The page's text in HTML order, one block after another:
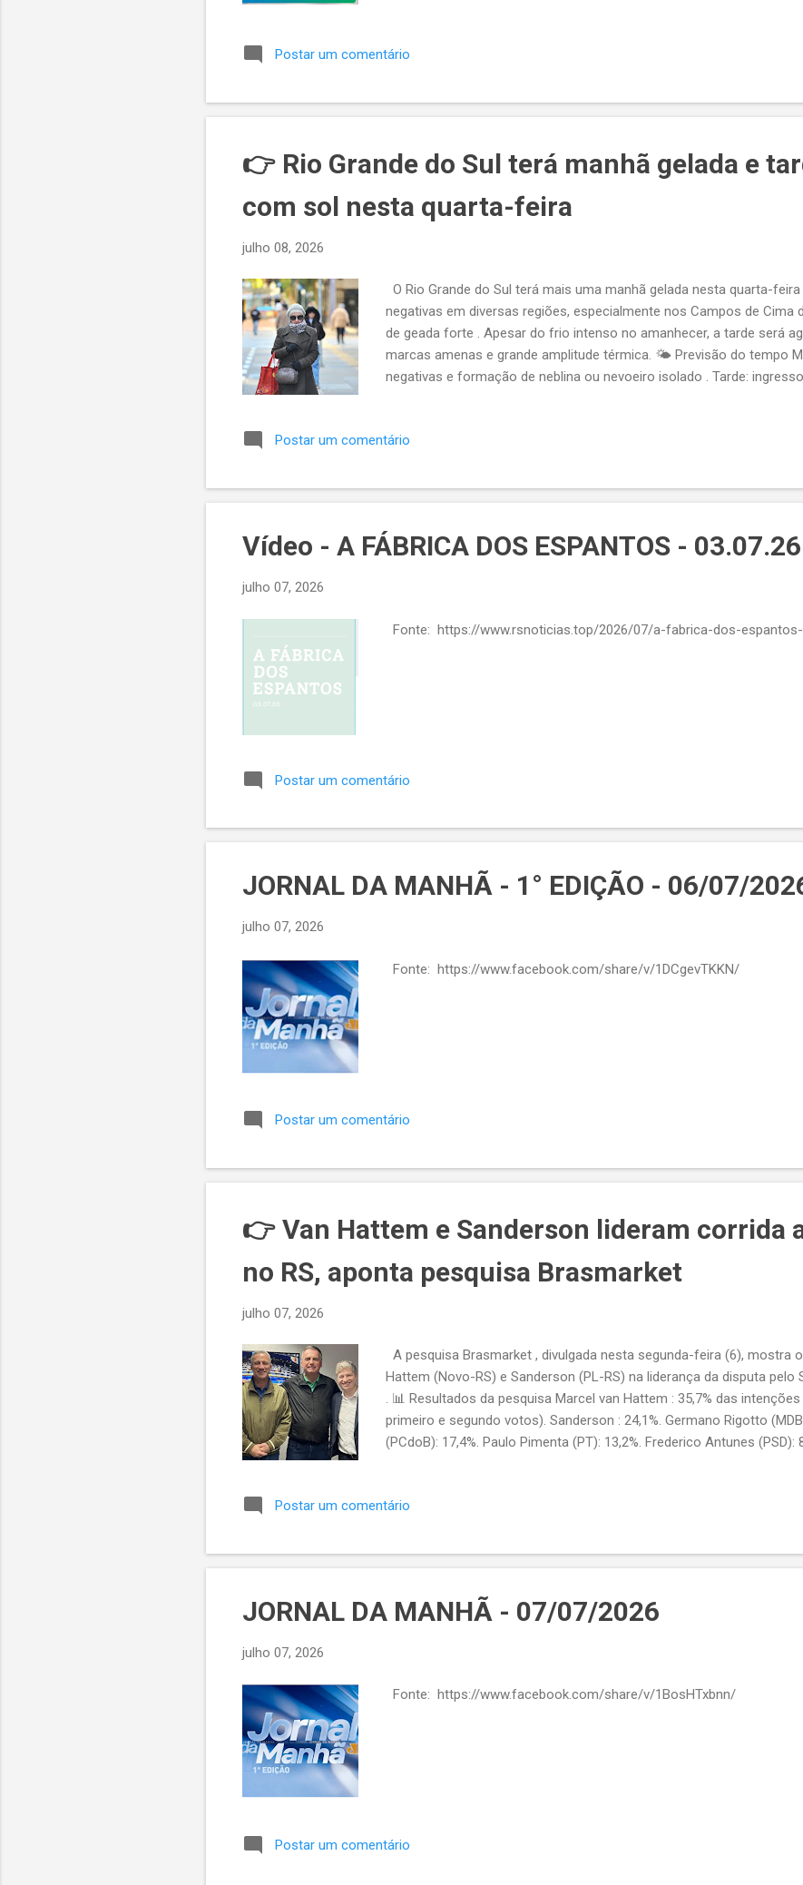
Postar um comentário
👉 Rio Grande do Sul terá manhã gelada e
com sol nesta quarta-feira
julho 08, 2026
O Rio Grande do Sul terá mais uma manhã gelada nesta quarta-
negativas em diversas regiões, especialmente nos Campos de Cima
de geada forte . Apesar do frio intenso no amanhecer, a tarde será
marcas amenas e grande amplitude térmica. 🌤️ Previsão do tempo
negativas e formação de neblina ou nevoeiro isolado . Tarde:
Registros anteriores Na terça-feira (7), o estado enfrentou
Pinheiro Machado , no Sul. Porto Alegre registrou 4,1ºC no Lami ,
em Belém Novo . Na Região Metropolitana, as mínimas variaram de
Postar um comentário
Vídeo - A FÁBRICA DOS ESPANTOS - 03.07.26
julho 07, 2026
Fonte: https://www.rsnoticias.top/2026/07/a-fabrica-dos-espantos-
Postar um comentário
JORNAL DA MANHÃ - 1° EDIÇÃO - 06/07/
julho 07, 2026
Fonte: https://www.facebook.com/share/v/1DCgevTKKN/
Postar um comentário
👉 Van Hattem e Sanderson lideram corrida
no RS, aponta pesquisa Brasmarket
julho 07, 2026
A pesquisa Brasmarket , divulgada nesta segunda-feira (6), mostra
Hattem (Novo-RS) e Sanderson (PL-RS) na liderança da disputa pelo
. 📊 Resultados da pesquisa Marcel van Hattem : 35,7% das
primeiro e segundo votos). Sanderson : 24,1%. Germano Rigotto
(PCdoB): 17,4%. Paulo Pimenta (PT): 13,2%. Frederico Antunes (PSD):
entrevistas Margem de erro: 2,84 pontos percentuais Registro na
Postar um comentário
JORNAL DA MANHÃ - 07/07/2026
julho 07, 2026
Fonte: https://www.facebook.com/share/v/1BosHTxbnn/
Postar um comentário